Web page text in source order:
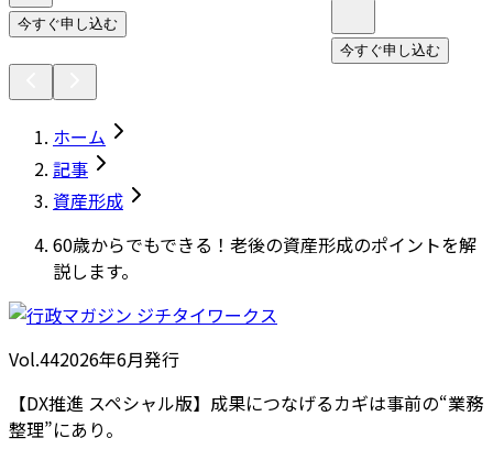
今すぐ申し込む
今すぐ申し込む
ホーム
記事
資産形成
60歳からでもできる！老後の資産形成のポイントを解
説します。
Vol.442026年6月発行
【DX推進 スペシャル版】成果につなげるカギは事前の“業務
整理”にあり。